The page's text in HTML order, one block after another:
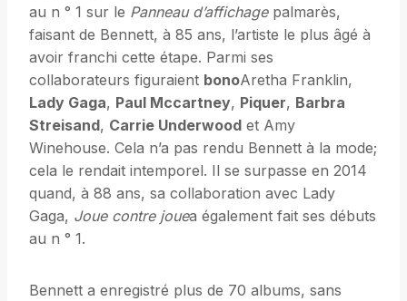
au n ° 1 sur le Panneau d’affichagepalmarès,
faisant de Bennett, à 85 ans, l’artiste le plus âgé à
avoir franchi cette étape. Parmi ses
collaborateurs figuraient bonoAretha Franklin,
Lady Gaga, Paul Mccartney, Piquer, Barbra
Streisand, Carrie Underwood et Amy
Winehouse. Cela n’a pas rendu Bennett à la mode;
cela le rendait intemporel. Il se surpasse en 2014
quand, à 88 ans, sa collaboration avec Lady
Gaga, Joue contre jouea également fait ses débuts
au n ° 1.
Bennett a enregistré plus de 70 albums, sans